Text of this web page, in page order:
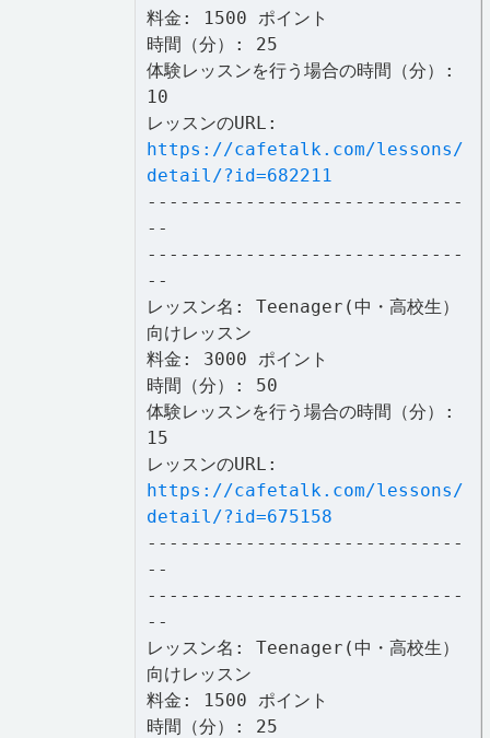
料金: 1500 ポイント
時間（分）: 25
体験レッスンを行う場合の時間（分）:
10
レッスンのURL:
https://cafetalk.com/lessons/
detail/?id=682211
-----------------------------
--
-----------------------------
--
レッスン名: Teenager(中・高校生）
向けレッスン
料金: 3000 ポイント
時間（分）: 50
体験レッスンを行う場合の時間（分）:
15
レッスンのURL:
https://cafetalk.com/lessons/
detail/?id=675158
-----------------------------
--
-----------------------------
--
レッスン名: Teenager(中・高校生）
向けレッスン
料金: 1500 ポイント
時間（分）: 25